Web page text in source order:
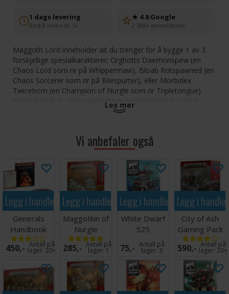
1 dags levering
Bestill innen kl. 12
★ 4.8 Google
2 300+ anmeldelser
Maggoth Lord inneholder alt du trenger for å bygge 1 av 3
forskjellige spesialkarakterer; Orghotts Daemonspew (en
Chaos Lord som rir på Whippermaw), Bloab Rotspawned (en
Chaos Sorcerer som rir på Bilespurter), eller Morbidex
Twiceborn (en Champion of Nurgle som rir Tripletongue).
Settet består av 73 komponenter og inkluderer en rekke
forskjellige våpen og tilbehør, samt en Square Base.
Les mer
Vi anbefaler også
Legg i handlekurven
Generals
Handbook
2026-27
450,- Antall på
lager: 20+
Legg i handlekurven
Maggotkin of
Nurgle
Nurglings
285,- Antall på
lager:1
Legg i handlekurven
White Dwarf
525
75,- Antall på
lager:3
Legg i
City of Ash
Gaming Pack
590,- Antall på
lager:20+